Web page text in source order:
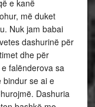
e kanë
më duket
Nuk jam babai
dashurinë për
dhe për
falënderova sa
bindur se ai e
Dashuria